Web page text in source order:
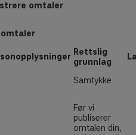
omtaler
Rettslig
grunnlag
Samtykke
Før vi
publiserer
omtalen din,